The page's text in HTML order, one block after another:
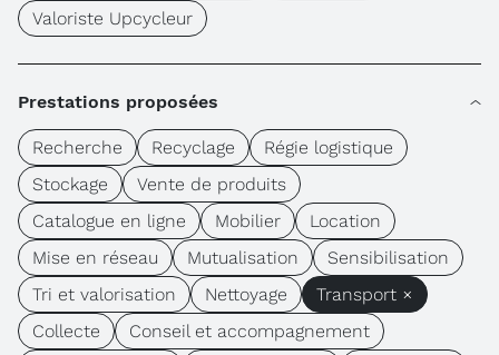
Valoriste Upcycleur
Prestations proposées
Recherche Recyclage
Régie logistique
Stockage
Vente de produits
Catalogue en ligne
Mobilier
Location
Mise en réseau
Mutualisation
Sensibilisation
Tri et valorisation
Nettoyage
Transport ×
Collecte
Conseil et accompagnement